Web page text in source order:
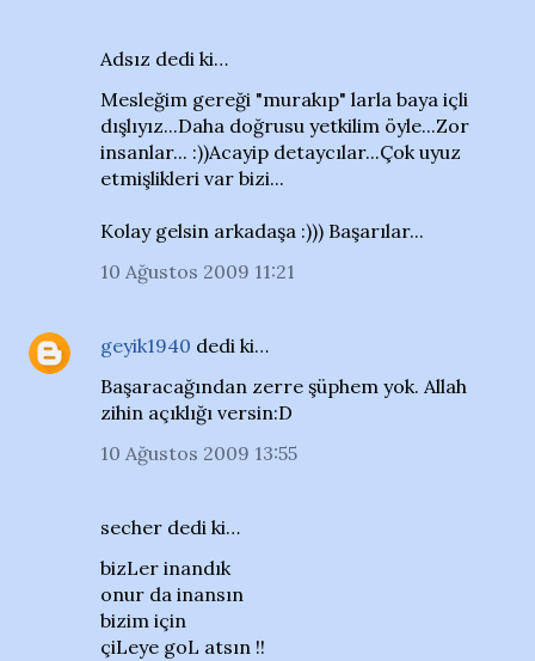
Adsız dedi ki…
Mesleğim gereği "murakıp" larla baya içli
dışlıyız...Daha doğrusu yetkilim öyle...Zor
insanlar... :))Acayip detaycılar...Çok uyuz
etmişlikleri var bizi...
Kolay gelsin arkadaşa :))) Başarılar...
10 Ağustos 2009 11:21
geyik1940 dedi ki…
Başaracağından zerre şüphem yok. Allah
zihin açıklığı versin:D
10 Ağustos 2009 13:55
secher dedi ki…
bizLer inandık
onur da inansın
bizim için
çiLeye goL atsın !!